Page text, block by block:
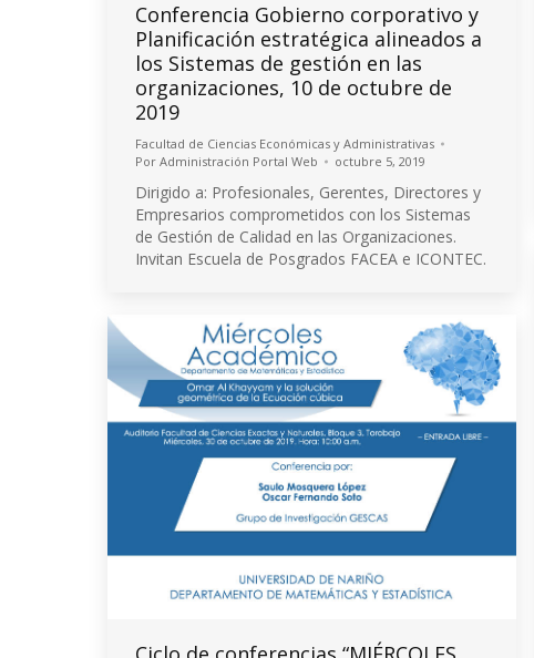
Conferencia Gobierno corporativo y
Planificación estratégica alineados a
los Sistemas de gestión en las
organizaciones, 10 de octubre de
2019
Facultad de Ciencias Económicas y Administrativas
Por Administración Portal Web octubre 5, 2019
Dirigido a: Profesionales, Gerentes, Directores y
Empresarios comprometidos con los Sistemas
de Gestión de Calidad en las Organizaciones.
Invitan Escuela de Posgrados FACEA e ICONTEC.